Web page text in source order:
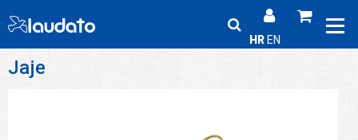
HR EN
Jaje